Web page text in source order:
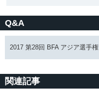
Q&A
2017 第28回 BFA アジア選手権
関連記事